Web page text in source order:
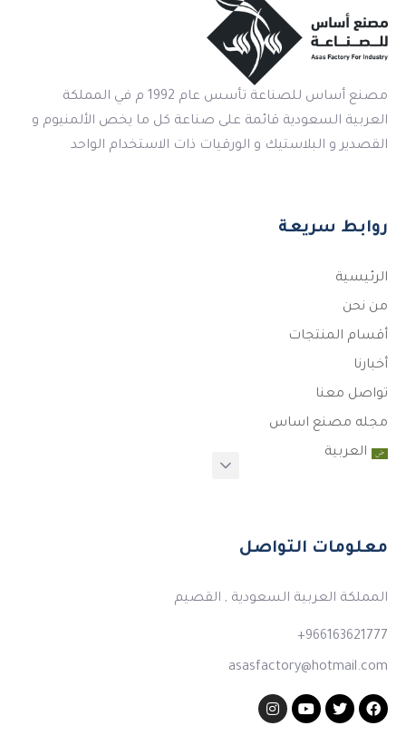
مصنع أساس للصناعة تأسس عام 1992 م في المملكة
العربية السعودية قائمة على صناعة كل ما يخص الألمنيوم و
القصدير و البلاستيك و الورقيات ذات الاستخدام الواحد
روابط سريعة
الرئيسية
من نحن
أقسام المنتجات
أخبارنا
تواصل معنا
مجله مصنع اساس
العربية
معلومات التواصل
المملكة العربية السعودية , القصيم
966163621777+
asasfactory@hotmail.com